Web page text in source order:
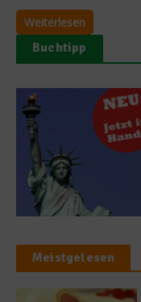
Weiterlesen
Buchtipp
Meistgelesen